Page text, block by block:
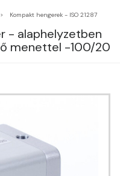
Kompakt hengerek - ISO 21287
- alaphelyzetben
menettel -100/20